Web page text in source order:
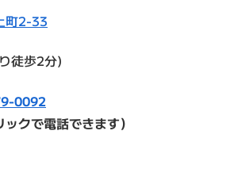
町2-33
徒歩2分)
0092
ックで電話できます）